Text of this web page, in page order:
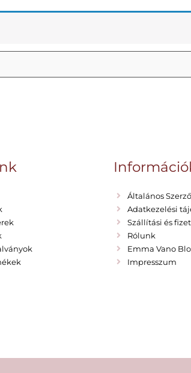
Általános
Adatkezelési
Szállítási és
Rólunk
Emma Vano
Impresszum